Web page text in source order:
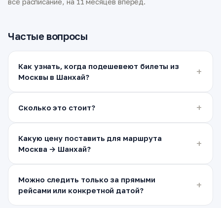
Частые вопросы
Как узнать, когда подешевеют билеты из
Москвы в Шанхай?
Сколько это стоит?
Какую цену поставить для маршрута
Москва → Шанхай?
Можно следить только за прямыми
рейсами или конкретной датой?